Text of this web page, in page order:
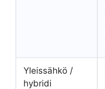
Yleissähkö /
hybridi